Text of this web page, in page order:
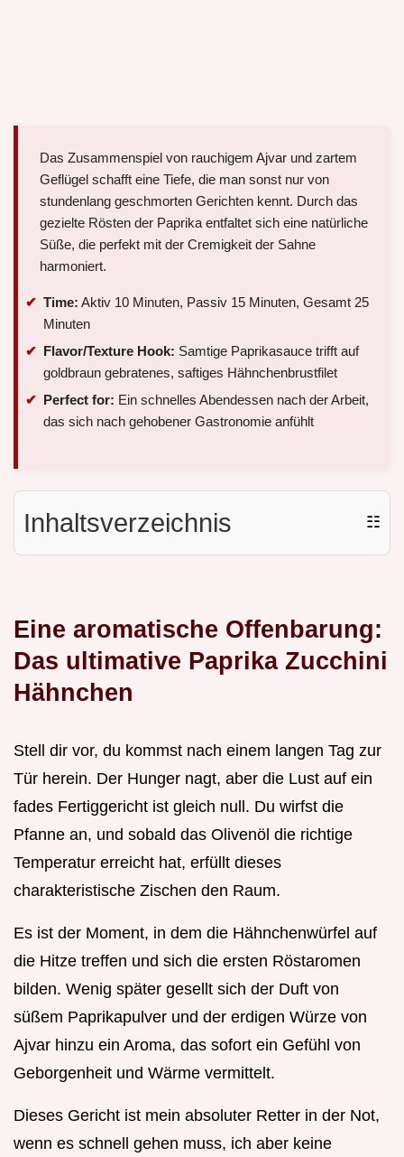
Das Zusammenspiel von rauchigem Ajvar und zartem
Geflügel schafft eine Tiefe, die man sonst nur von
stundenlang geschmorten Gerichten kennt. Durch das
gezielte Rösten der Paprika entfaltet sich eine natürliche
Süße, die perfekt mit der Cremigkeit der Sahne
harmoniert.
Time: Aktiv 10 Minuten, Passiv 15 Minuten, Gesamt 25
Minuten
Flavor/Texture Hook: Samtige Paprikasauce trifft auf
goldbraun gebratenes, saftiges Hähnchenbrustfilet
Perfect for: Ein schnelles Abendessen nach der Arbeit,
das sich nach gehobener Gastronomie anfühlt
Inhaltsverzeichnis ☷
Eine aromatische Offenbarung:
Das ultimative Paprika Zucchini
Hähnchen
Stell dir vor, du kommst nach einem langen Tag zur
Tür herein. Der Hunger nagt, aber die Lust auf ein
fades Fertiggericht ist gleich null. Du wirfst die
Pfanne an, und sobald das Olivenöl die richtige
Temperatur erreicht hat, erfüllt dieses
charakteristische Zischen den Raum.
Es ist der Moment, in dem die Hähnchenwürfel auf
die Hitze treffen und sich die ersten Röstaromen
bilden. Wenig später gesellt sich der Duft von
süßem Paprikapulver und der erdigen Würze von
Ajvar hinzu ein Aroma, das sofort ein Gefühl von
Geborgenheit und Wärme vermittelt.
Dieses Gericht ist mein absoluter Retter in der Not,
wenn es schnell gehen muss, ich aber keine